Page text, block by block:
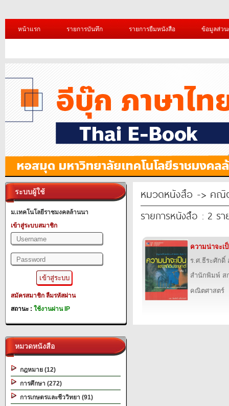
หน้าแรก รายการบันทึก รายการยืมหนังสือ ข้อมูลส่ว
ระบบผู้ใช้
ม.เทคโนโลยีราชมงคลล้านนา
เข้าสู่ระบบสมาชิก
สมัครสมาชิก ลืมรหัสผ่าน
สถานะ : ใช้งานผ่าน IP
หมวดหนังสือ
กฎหมาย (12)
การศึกษา (272)
การเกษตรและชีววิทยา (91)
หมวดหนังสือ -> คณิ
รายการหนังสือ : 2 รา
ความน่าจะเ
ร.ศ.ธีระศักดิ์
สำนักพิมพ์ ส
คณิตศาสตร์